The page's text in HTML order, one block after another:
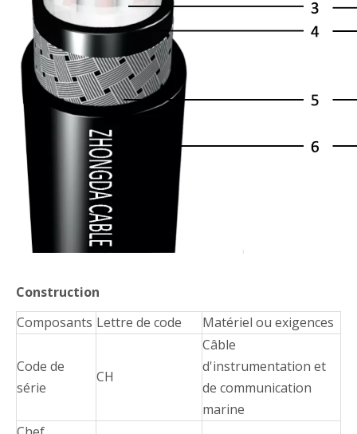
Construction
Composants Lettre de code Matériel ou exigences
Code de
série
CH
Câble
d'instrumentation et
de communication
marine